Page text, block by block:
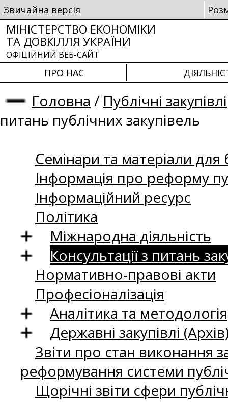
Звичайна версія
МІНІСТЕРСТВО ЕКОНОМІКИ
ТА ДОВКІЛЛЯ УКРАЇНИ
ОФІЦІЙНИЙ ВЕБ-САЙТ
ПРО НАС
Головна / Публічні закупівлі
питань публічних закупівель
Семінари та матеріали для
Інформація про реформу
Інформаційний ресурс
Політика
Міжнародна діяльність
Консультації з питань
Нормативно-правові акти
Професіоналізація
Аналітика та методологія
Державні закупівлі
Звіти про стан виконання
реформування системи
Щорічні звіти сфери